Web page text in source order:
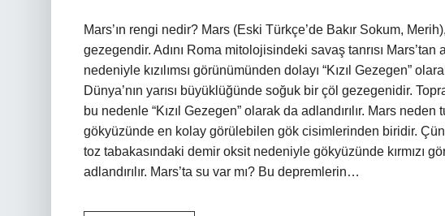
Mars’ın rengi nedir? Mars (Eski Türkçe’de Bakır Sokum,
gezegendir. Adını Roma mitolojisindeki savaş tanrısı Mars’tan
nedeniyle kızılımsı görünümünden dolayı “Kızıl Gezegen”
Dünya’nın yarısı büyüklüğünde soğuk bir çöl gezegenidir.
bu nedenle “Kızıl Gezegen” olarak da adlandırılır. Mars
gökyüzünde en kolay görülebilen gök cisimlerinden biridir.
toz tabakasındaki demir oksit nedeniyle gökyüzünde kırmızı
adlandırılır. Mars’ta su var mı? Bu depremlerin…